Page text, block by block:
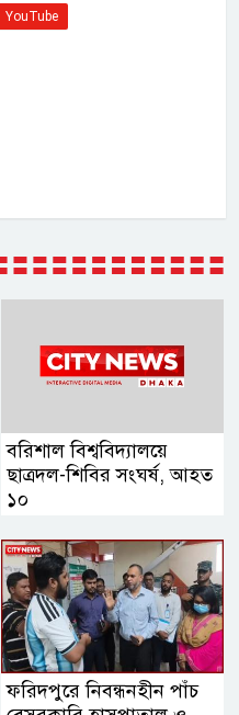
বরিশাল বিশ্ববিদ্যালয়ে
ছাত্রদল-শিবির সংঘর্ষ, আহত
১০
ফরিদপুরে নিবন্ধনহীন পাঁচ